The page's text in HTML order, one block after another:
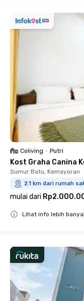
Coliving • Putri
Kost Graha Canina
Sumur Batu, Kemayoran
2.1 km dari rumah
mulai dari
Lihat info lebih